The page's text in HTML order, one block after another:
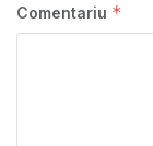
Comentariu *